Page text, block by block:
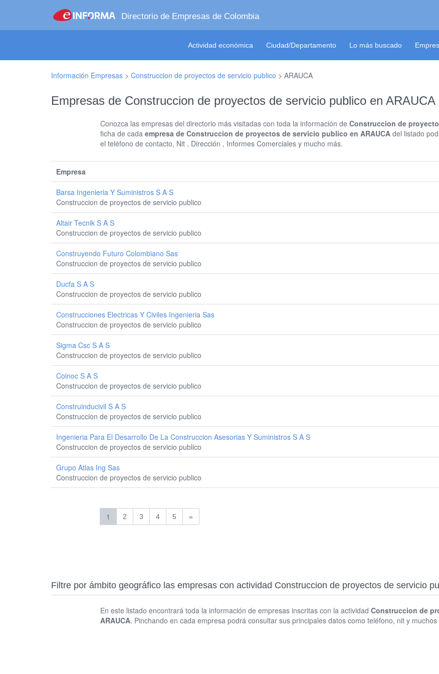
Directorio de Empresas de Colombia
Actividad económica Ciudad/Departamento Lo más buscado
Información Empresas > Construccion de proyectos de servicio publico > ARAUCA
Empresas de Construccion de proyectos de servicio publico en ARAUCA
Conozca las empresas del directorio más visitadas con toda la información de Construccion de
ficha de cada empresa de Construccion de proyectos de servicio publico en ARAUCAdel listado
el teléfono de contacto, Nit , Dirección , Informes Comerciales y mucho más.
Empresa
Barsa Ingenieria Y Suministros S A S
Construccion de proyectos de servicio publico
Altair Tecnik S A S
Construccion de proyectos de servicio publico
Construyendo Futuro Colombiano Sas
Construccion de proyectos de servicio publico
Ducfa S A S
Construccion de proyectos de servicio publico
Construcciones Electricas Y Civiles Ingenieria Sas
Construccion de proyectos de servicio publico
Sigma Csc S A S
Construccion de proyectos de servicio publico
Coinoc S A S
Construccion de proyectos de servicio publico
Construinducivil S A S
Construccion de proyectos de servicio publico
Ingenieria Para El Desarrollo De La Construccion Asesorias Y Suministros S A S
Construccion de proyectos de servicio publico
Grupo Atlas Ing Sas
Construccion de proyectos de servicio publico
1 2 3 4 5 »
Filtre por ámbito geográfico las empresas con actividad Construccion de proyectos de servicio
En este listado encontrará toda la información de empresas inscritas con la actividad Construccion de
ARAUCA. Pinchando en cada empresa podrá consultar sus principales datos como teléfono, nit y muchos